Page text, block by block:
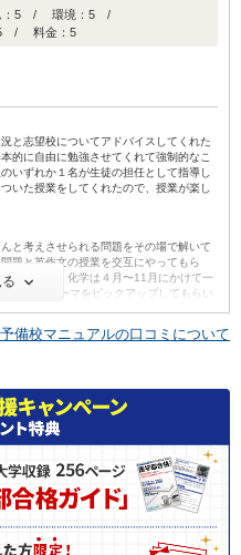
：5 / 環境：5 /
5 / 料金：5
と志望校についてアドバイスしてくれた
的に自由に勉強させてくれて強制的なこ
いずれか１名が生徒の担任として指導し
いた授業をしてくれたので、授業が楽し
と考えさせられる問題をその場で解いて
題と英作文の授業を交互にやってもら
いました。化学は４月〜11月にかけて一
苦手なテーマをピックアップしてもらい
六時中勉強している人が多くいたので、
望校についてや今後どうしていくのかを
席していないと連絡がいくシステムにな
験に臨むべきか？や勉強が辛くなったと
面でのアドバイスをしてくれていまし
備校マニュアルの口コミについて